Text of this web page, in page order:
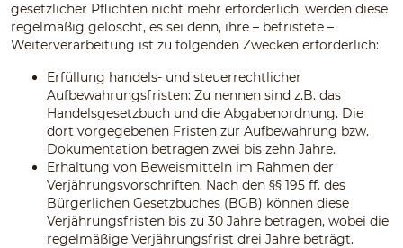
gesetzlicher Pflichten nicht mehr erforderlich, werden diese
regelmäßig gelöscht, es sei denn, ihre – befristete –
Weiterverarbeitung ist zu folgenden Zwecken erforderlich:
Erfüllung handels- und steuerrechtlicher
Aufbewahrungsfristen: Zu nennen sind z.B. das
Handelsgesetzbuch und die Abgabenordnung. Die
dort vorgegebenen Fristen zur Aufbewahrung bzw.
Dokumentation betragen zwei bis zehn Jahre.
Erhaltung von Beweismitteln im Rahmen der
Verjährungsvorschriften. Nach den §§ 195 ff. des
Bürgerlichen Gesetzbuches (BGB) können diese
Verjährungsfristen bis zu 30 Jahre betragen, wobei die
regelmäßige Verjährungsfrist drei Jahre beträgt.